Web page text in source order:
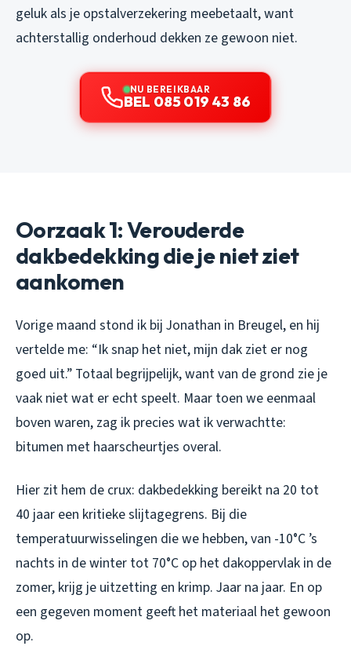
geluk als je opstalverzekering meebetaalt, want
achterstallig onderhoud dekken ze gewoon niet.
NU BEREIKBAAR
BEL 085 019 43 86
Oorzaak 1: Verouderde
dakbedekking die je niet ziet
aankomen
Vorige maand stond ik bij Jonathan in Breugel, en hij
vertelde me: “Ik snap het niet, mijn dak ziet er nog
goed uit.” Totaal begrijpelijk, want van de grond zie je
vaak niet wat er echt speelt. Maar toen we eenmaal
boven waren, zag ik precies wat ik verwachtte:
bitumen met haarscheurtjes overal.
Hier zit hem de crux: dakbedekking bereikt na 20 tot
40 jaar een kritieke slijtagegrens. Bij die
temperatuurwisselingen die we hebben, van -10°C ’s
nachts in de winter tot 70°C op het dakoppervlak in de
zomer, krijg je uitzetting en krimp. Jaar na jaar. En op
een gegeven moment geeft het materiaal het gewoon
op.